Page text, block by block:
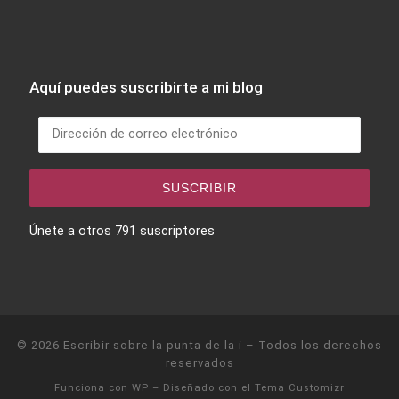
Aquí puedes suscribirte a mi blog
Dirección de correo electrónico
SUSCRIBIR
Únete a otros 791 suscriptores
© 2026 Escribir sobre la punta de la i – Todos los derechos
reservados
Funciona con WP – Diseñado con el Tema Customizr